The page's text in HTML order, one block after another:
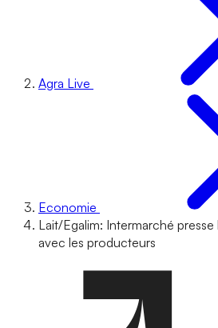
Agra Live
Economie
Lait/Egalim: Intermarché presse
avec les producteurs